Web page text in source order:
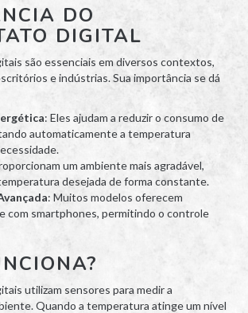
DO
DIGITAL
são essenciais em diversos contextos,
e indústrias. Sua importância se dá
: Eles ajudam a reduzir o consumo de
automaticamente a temperatura
um ambiente mais agradável,
desejada de forma constante.
: Muitos modelos oferecem
com smartphones, permitindo o controle
utilizam sensores para medir a
Quando a temperatura atinge um nível